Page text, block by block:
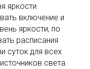
яркости
включение и
яркости, по
расписания
суток для всех
света.